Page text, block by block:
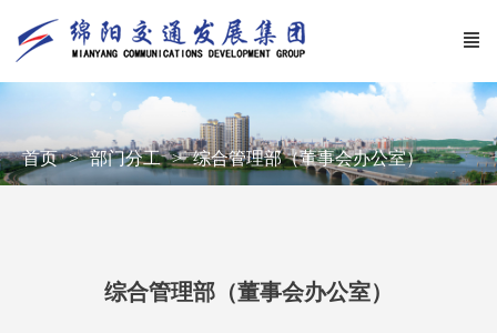
首页 部门分工 综合管理部（董事会办公室）
综合管理部（董事会办公室）